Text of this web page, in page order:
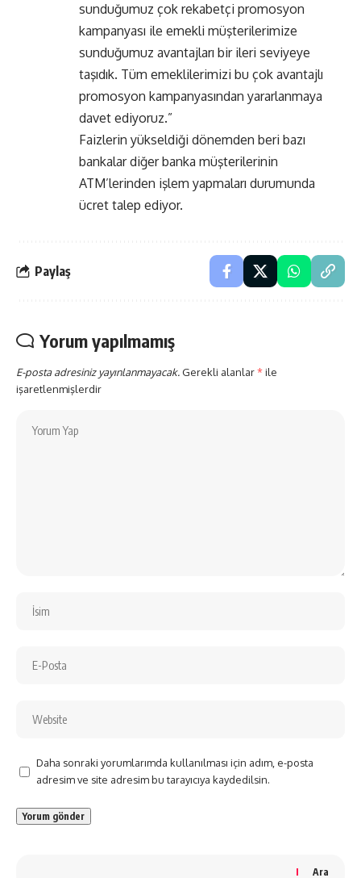
sunduğumuz çok rekabetçi promosyon
kampanyası ile emekli müşterilerimize
sunduğumuz avantajları bir ileri seviyeye
taşıdık. Tüm emeklilerimizi bu çok avantajlı
promosyon kampanyasından yararlanmaya
davet ediyoruz.”
Faizlerin yükseldiği dönemden beri bazı
bankalar diğer banka müşterilerinin
ATM’lerinden işlem yapmaları durumunda
ücret talep ediyor.
Paylaş
Yorum yapılmamış
E-posta adresiniz yayınlanmayacak. Gerekli alanlar*ile
işaretlenmişlerdir
Daha sonraki yorumlarımda kullanılması için adım, e-posta
adresim ve site adresim bu tarayıcıya kaydedilsin.
Ara